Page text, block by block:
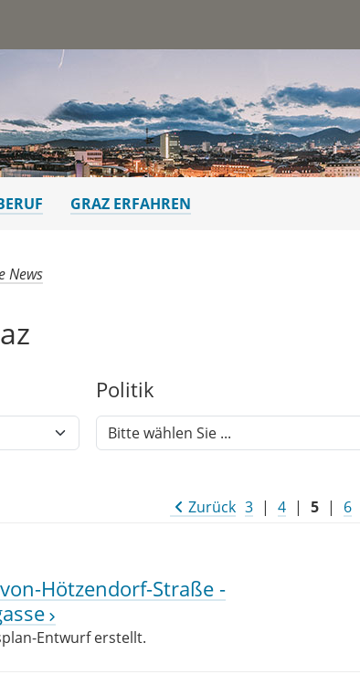
GRAZ ERFAHREN
News
Politik
Zurück 3 | 4 | 5 | 6
Hötzendorf-Straße -
Entwurf erstellt.